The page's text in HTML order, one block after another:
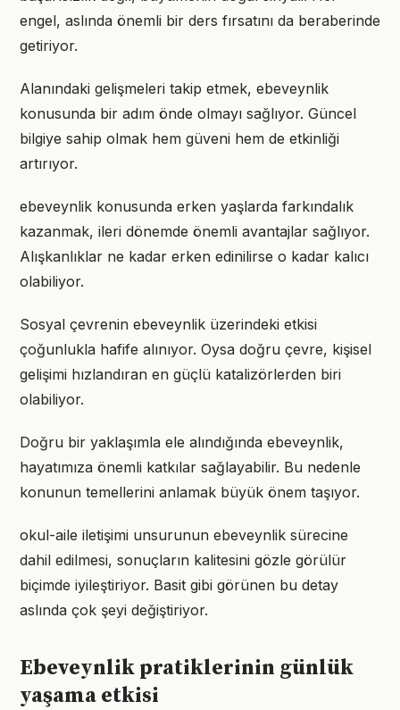
engel, aslında önemli bir ders fırsatını da beraberinde
getiriyor.
Alanındaki gelişmeleri takip etmek, ebeveynlik
konusunda bir adım önde olmayı sağlıyor. Güncel
bilgiye sahip olmak hem güveni hem de etkinliği
artırıyor.
ebeveynlik konusunda erken yaşlarda farkındalık
kazanmak, ileri dönemde önemli avantajlar sağlıyor.
Alışkanlıklar ne kadar erken edinilirse o kadar kalıcı
olabiliyor.
Sosyal çevrenin ebeveynlik üzerindeki etkisi
çoğunlukla hafife alınıyor. Oysa doğru çevre, kişisel
gelişimi hızlandıran en güçlü katalizörlerden biri
olabiliyor.
Doğru bir yaklaşımla ele alındığında ebeveynlik,
hayatımıza önemli katkılar sağlayabilir. Bu nedenle
konunun temellerini anlamak büyük önem taşıyor.
okul-aile iletişimi unsurunun ebeveynlik sürecine
dahil edilmesi, sonuçların kalitesini gözle görülür
biçimde iyileştiriyor. Basit gibi görünen bu detay
aslında çok şeyi değiştiriyor.
Ebeveynlik pratiklerinin günlük
yaşama etkisi